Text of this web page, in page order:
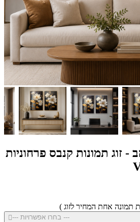
זוג תמונות קנבס פרחוניות
תמונה אחת המחיר לזוג )
--- בחרו אפשרויות ---